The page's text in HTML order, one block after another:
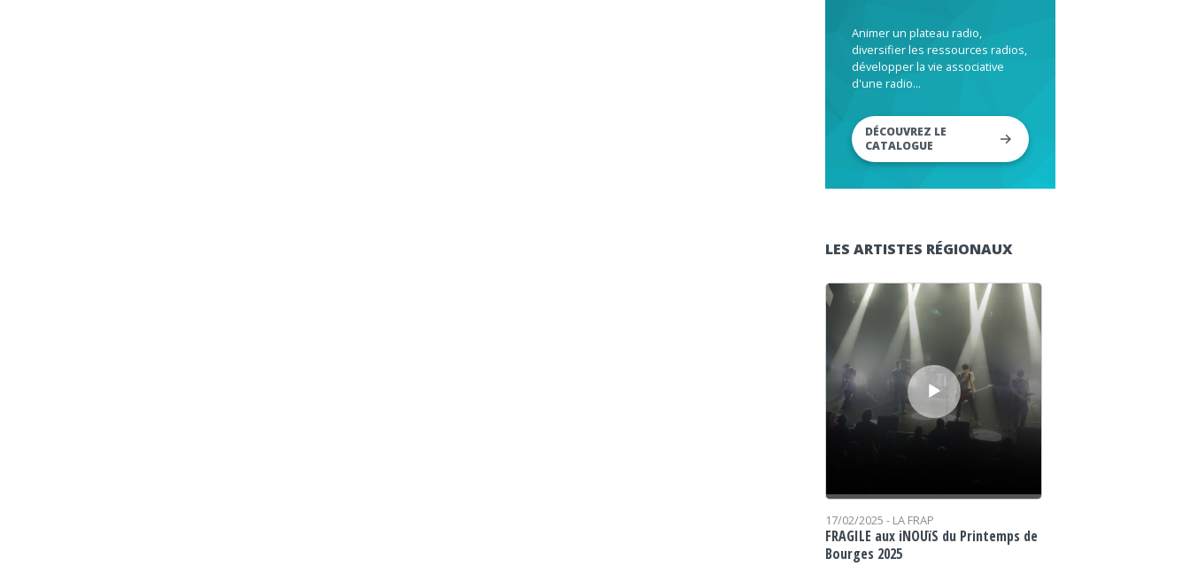
Animer un plateau radio,
diversifier les ressources radios,
développer la vie associative
d'une radio...
DÉCOUVREZ LE
CATALOGUE
LES ARTISTES RÉGIONAUX
Lecteur audio
17/02/2025 - LA FRAP
FRAGILE aux iNOUïS du Printemps de
Bourges 2025